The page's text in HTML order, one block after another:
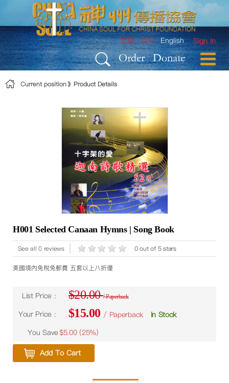
Skip to Content
Sign In
繁體 简体 English
Order Donate
Current position Product Details
H001 Selected Canaan Hymns | Song Book
See all 0 reviews 0 out of 5 stars
美國境內免稅免郵費 五套以上八折優
List Price : $20.00/ Paperback
Your Price : $15.00 / Paperback
In Stock
You Save $5.00 (25%)
Add To Cart